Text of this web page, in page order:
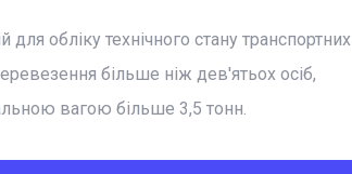
обліку технічного стану транспортних
більше ніж дев'ятьох осіб,
вагою більше 3,5 тонн.